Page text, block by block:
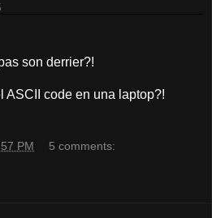
son derrier?!
ASCII code en una laptop?!
PM 5 comments: